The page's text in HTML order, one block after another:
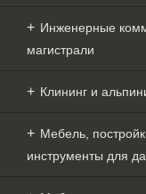
Инженерные
магистрали
Клининг и
Мебель,
инструменты для